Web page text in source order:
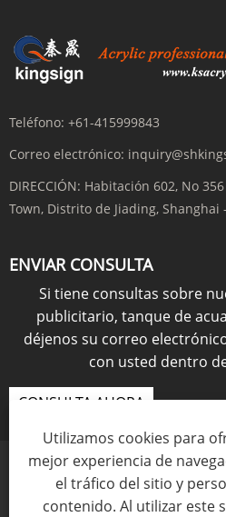
Teléfono: +61-415999843
Correo electrónico:
DIRECCIÓN: Habitación 602, No
Town, Distrito de Jiading, Shanghai
ENVIAR CONSULTA
Si tiene consultas sobre
publicitario, tanque de
déjenos su correo
con usted dentro
CONSULTA AHORA
Utilizamos cookies para
mejor experiencia de
el tráfico del sitio y
contenido. Al utilizar este